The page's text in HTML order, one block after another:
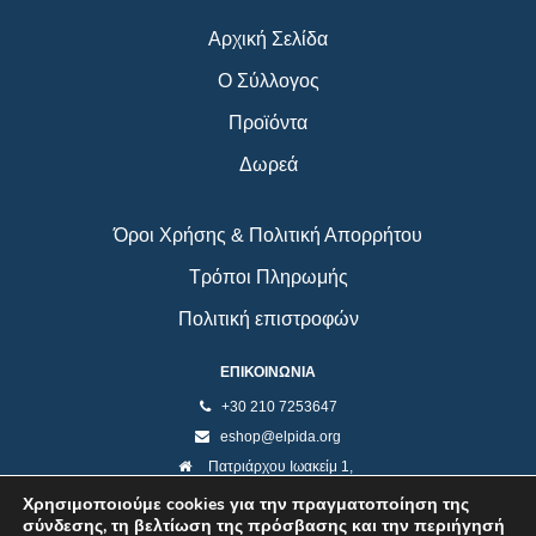
Αρχική Σελίδα
Ο Σύλλογος
Προϊόντα
Δωρεά
Όροι Χρήσης & Πολιτική Απορρήτου
Τρόποι Πληρωμής
Πολιτική επιστροφών
ΕΠΙΚΟΙΝΩΝΙΑ
+30 210 7253647
eshop@elpida.org
Πατριάρχου Ιωακείμ 1,
Χρησιμοποιούμε cookies για την πραγματοποίηση της
σύνδεσης, τη βελτίωση της πρόσβασης και την περιήγησή